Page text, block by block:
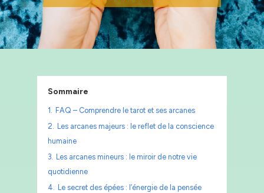
Sommaire
1. FAQ – Comprendre le tarot et ses arcanes
2. Les arcanes majeurs : le reflet de la conscience
humaine
3. Les arcanes mineurs : le miroir de notre vie
quotidienne
4. Le secret des épées : l’énergie de la pensée